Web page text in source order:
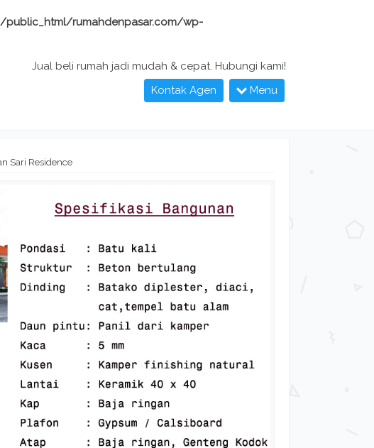
rumahdenpasar.com/wp-
Jual beli rumah jadi mudah & cepat. Hubungi kami!
Kontak Agen
Menu
Sari Residence